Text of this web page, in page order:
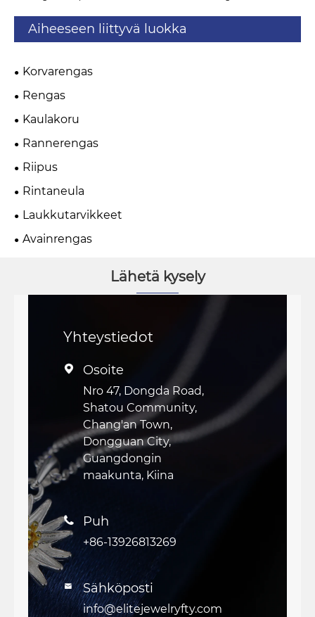
Aiheeseen liittyvä luokka
Korvarengas
Rengas
Kaulakoru
Rannerengas
Riipus
Rintaneula
Laukkutarvikkeet
Avainrengas
Lähetä kysely
Yhteystiedot
 Osoite
Nro 47, Dongda Road,
Shatou Community,
Chang'an Town,
Dongguan City,
Guangdongin
maakunta, Kiina
 Puh
+86-13926813269
 Sähköposti
info@elitejewelryfty.com